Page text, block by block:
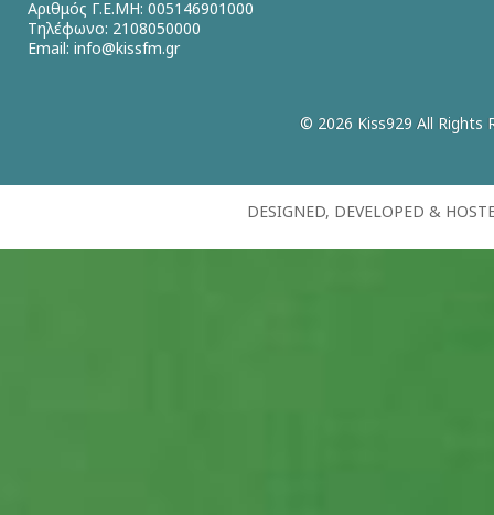
Αριθμός Γ.Ε.ΜΗ: 005146901000
Τηλέφωνο: 2108050000
Email: info@kissfm.gr
© 2026 Kiss929 All Rights
DESIGNED, DEVELOPED &